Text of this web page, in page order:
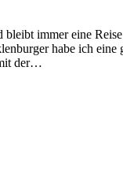
bleibt immer eine
habe ich eine
der…